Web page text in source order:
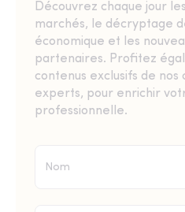
Découvrez chaque jour
marchés, le décryptage
économique et les
partenaires. Profitez
contenus exclusifs de nos
experts, pour enrichir
professionnelle.